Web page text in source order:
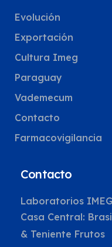
Evolución
Exportación
Cultura Imeg
Paraguay
Vademecum
Contacto
Farmacovigilancia
Contacto
Laboratorios IMEG
Casa Central:
& Teniente Frutos